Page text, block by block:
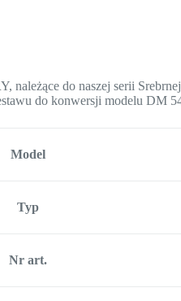
należące do naszej serii
do konwersji modelu DM
Model
Typ
Nr art.